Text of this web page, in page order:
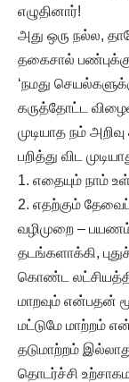
எழுதினார்!
அது ஒரு நல்ல,
தகைசால்
‘நமது
கருத்தோட்ட
முடியாத நம்
பறித்து விட
1. எதையும் நாம்
2. எதற்கும்
வழிமுறை –
தடங்களாக்கி,
கொண்ட
மாறவும் என்பதன்
மட்டுமே மாற்றம்
தடுமாற்றம்
தொடர்ச்சி